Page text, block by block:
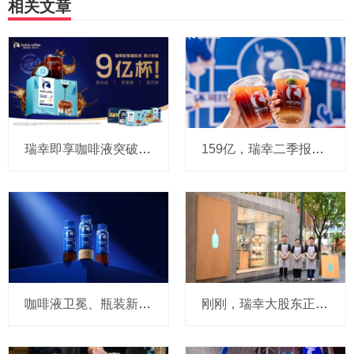
相关文章
瑞幸即享咖啡液突破9亿杯：速溶咖啡的“液体时代”是如何炼成的？ 159亿，瑞幸二季报出炉：CEO郭谨一说，外卖补贴收缩节奏快于年初预期，对下半年总体保持谨慎乐观，将继续稳步出海
咖啡液卫冕、瓶装新品“登顶”：瑞幸即享咖啡交出618双线成绩单的背后 刚刚，瑞幸大股东正式“喝上”蓝瓶咖啡！雀巢官宣出售给大钲资本，这把全球咖啡竞争“高端局”要怎么打？